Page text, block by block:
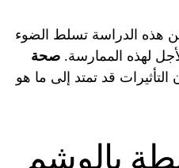
هذه الدراسة تسلط الضوء
لهذه الممارسة. صحة
قد تمتد إلى ما هو
بالوشم